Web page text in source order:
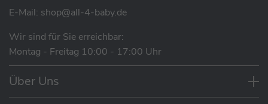
E-Mail: shop@all-4-baby.de
Wir sind für Sie erreichbar:
Montag - Freitag 10:00 - 17:00 Uhr
Über Uns